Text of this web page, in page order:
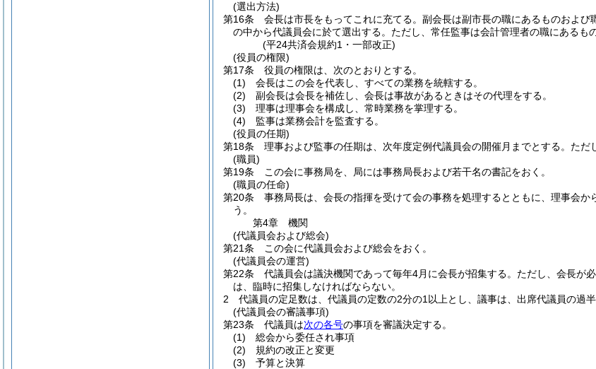
(選出方法)
第16条
会長は市長をもってこれに充てる。 副会長は副市長の職にあるものおよび
の中から代議員会に於て選出する。 ただし、常任監事は会計管理者の職にあるも
(平24共済会規約1・一部改正)
(役員の権限)
第17条
役員の権限は、次のとおりとする。
(1)
会長はこの会を代表し、すべての業務を統轄する。
(2)
副会長は会長を補佐し、会長は事故があるときはその代理をする。
(3)
理事は理事会を構成し、常時業務を掌理する。
(4)
監事は業務会計を監査する。
(役員の任期)
第18条
理事および監事の任期は、次年度定例代議員会の開催月までとする。 ただ
(職員)
第19条
この会に事務局を、局には事務局長および若干名の書記をおく。
(職員の任命)
第20条
事務局長は、会長の指揮を受けて会の事務を処理するとともに、理事会か
う。
第4章
機関
(代議員会および総会)
第21条
この会に代議員会および総会をおく。
(代議員会の運営)
第22条
代議員会は議決機関であって毎年4月に会長が招集する。 ただし、会長が
は、臨時に招集しなければならない。
2
代議員の定足数は、代議員の定数の2分の1以上とし、議事は、出席代議員の過半
(代議員会の審議事項)
第23条
代議員は次の各号の事項を審議決定する。
(1)
総会から委任され事項
(2)
規約の改正と変更
(3)
予算と決算